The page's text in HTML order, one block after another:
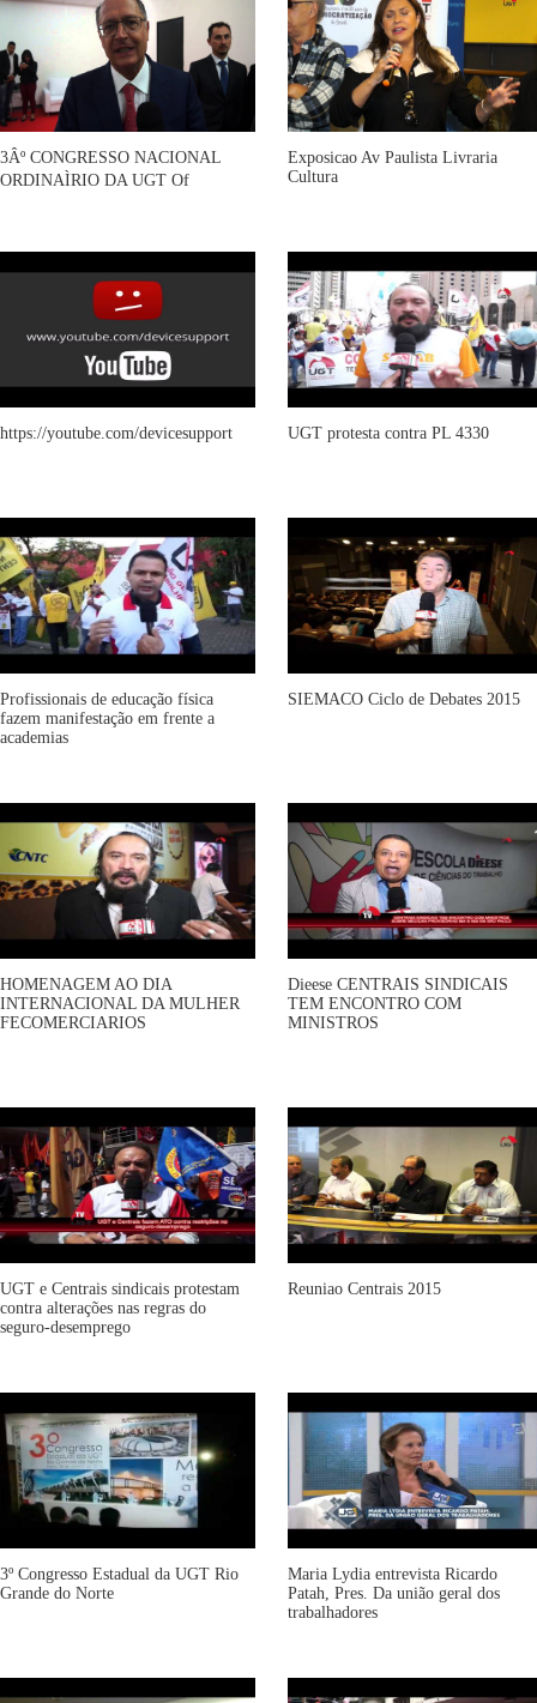
3Âº CONGRESSO NACIONAL
ORDINAÌRIO DA UGT Of
Exposicao Av Paulista Livraria
Cultura
https://youtube.com/devicesupport UGT protesta contra PL 4330
Profissionais de educação física
fazem manifestação em frente a
academias
SIEMACO Ciclo de Debates 2015
HOMENAGEM AO DIA
INTERNACIONAL DA MULHER
FECOMERCIARIOS
Dieese CENTRAIS SINDICAIS
TEM ENCONTRO COM
MINISTROS
UGT e Centrais sindicais protestam
contra alterações nas regras do
seguro-desemprego
Reuniao Centrais 2015
3º Congresso Estadual da UGT Rio
Grande do Norte
Maria Lydia entrevista Ricardo
Patah, Pres. Da união geral dos
trabalhadores